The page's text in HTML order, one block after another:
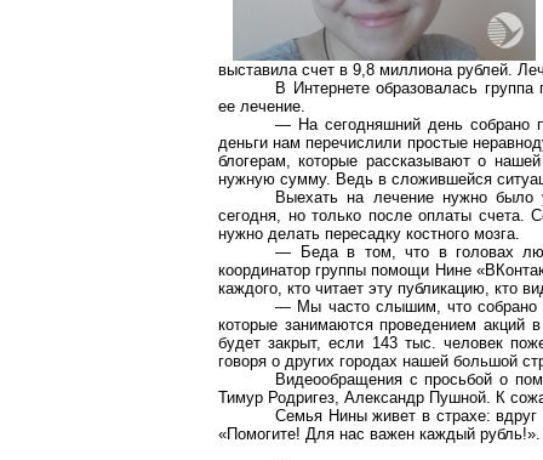
выставила счет в 9,8 миллиона рублей.
В Интернете образовалась
ее лечение.
— На сегодняшний день собрано
деньги нам перечислили простые
блогерам, которые рассказывают о
нужную сумму. Ведь в сложившейся
Выехать на лечение нужно было
сегодня, но только после оплаты счета.
нужно делать пересадку костного мозга.
— Беда в том, что в головах
координатор группы помощи Нине
каждого, кто читает эту публикацию, кто
— Мы часто слышим, что собрано
которые занимаются проведением
будет закрыт, если 143 тыс. человек
говоря о других городах нашей большой
Видеообращения с просьбой о
Тимур Родригез, Александр Пушной. К
Семья Нины живет в страхе:
«Помогите! Для нас важен каждый рубль!».